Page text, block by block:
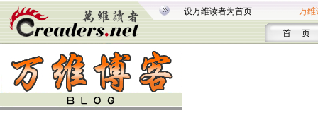
设万维读者为首页 万维
首 页